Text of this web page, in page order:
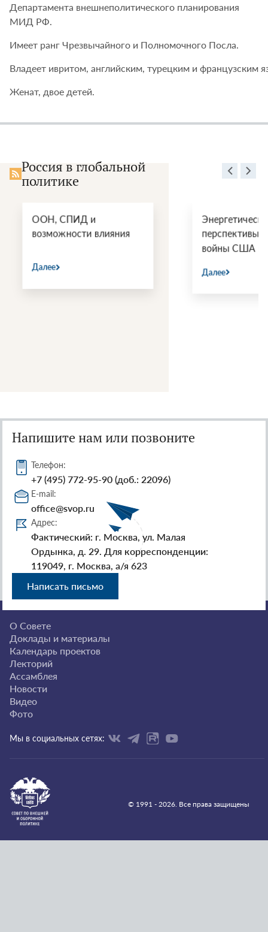
Департамента внешнеполитического планирования
МИД РФ.
Имеет ранг Чрезвычайного и Полномочного Посла.
Владеет ивритом, английским, турецким и французским
Женат, двое детей.
Россия в глобальной
политике
ООН, СПИД и
возможности влияния
Далее
Энергетические
перспективы
войны США и
Далее
Напишите нам или позвоните
Телефон:
+7 (495) 772-95-90 (доб.: 22096)
E-mail:
office@svop.ru
Адрес:
Фактический: г. Москва, ул. Малая
Ордынка, д. 29. Для корреспонденции:
119049, г. Москва, а/я 623
Написать письмо
О Совете
Доклады и материалы
Календарь проектов
Лекторий
Ассамблея
Новости
Видео
Фото
© 1991 - 2026. Все права защищены
Мы в социальных сетях: